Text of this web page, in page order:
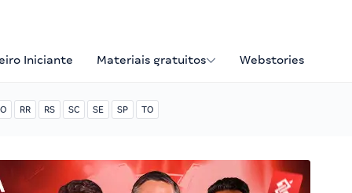
Iniciante Materiais gratuitos Webstories
RR RS SC SE SP TO